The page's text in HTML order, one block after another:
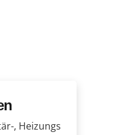
, Heizungs